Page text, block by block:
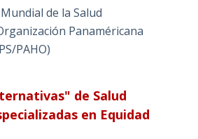
de la Salud
Panaméricana
PAHO)
de Salud
en Equidad